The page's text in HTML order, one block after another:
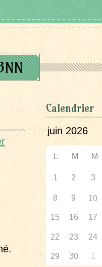
Calendrier
L M M
1 2 3
8 9 10
15 16 17
22 23 24
29 30 1